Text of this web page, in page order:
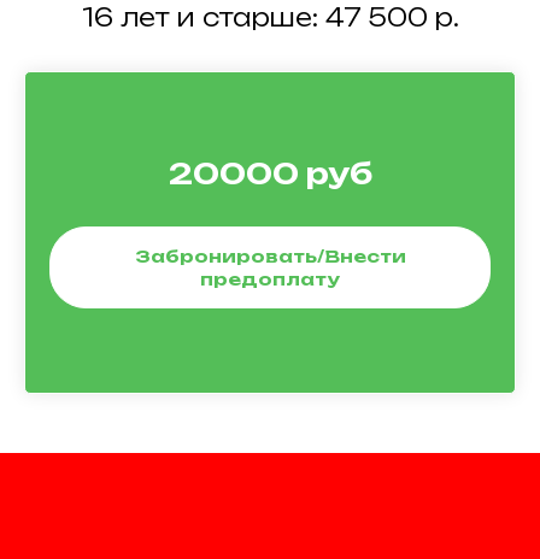
16 лет и старше: 47 500 р.
20000 руб
Забронировать/Внести
предоплату